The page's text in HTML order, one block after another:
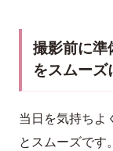
撮影前に準
をスムーズ
当日を気持ちよ
とスムーズです